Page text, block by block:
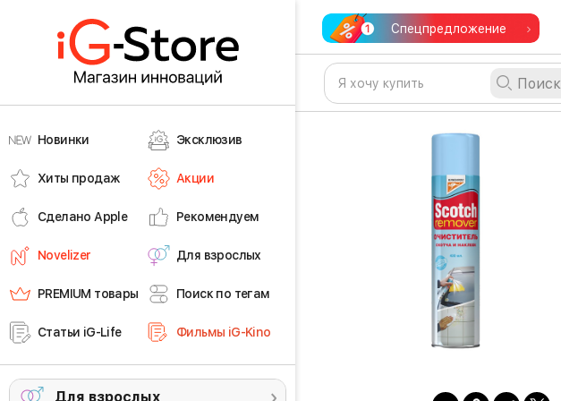
Новинки Эксклюзив
Хиты продаж Акции
Сделано Apple Рекомендуем
Novelizer Для взрослых
PREMIUM товары Поиск по тегам
Статьи iG-Life Фильмы iG-Kino
Для взрослых
Спецпредложение
Поиск